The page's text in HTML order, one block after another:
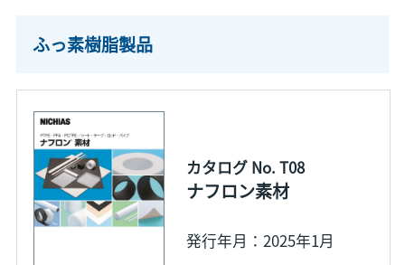
ふっ素樹脂製品
カタログ No. T08
ナフロン素材
発行年月：2025年1月